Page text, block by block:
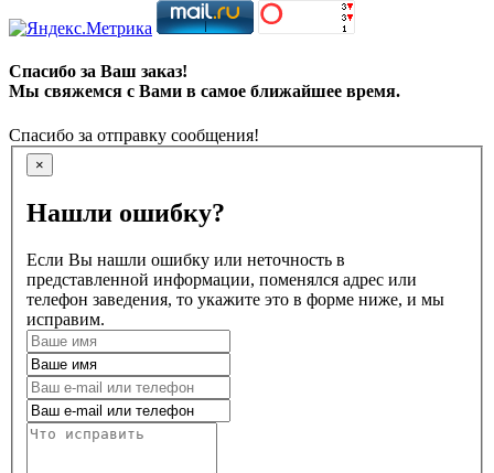
Спасибо за Ваш заказ!
Мы свяжемся с Вами в самое ближайшее время.
Спасибо за отправку сообщения!
×
Нашли ошибку?
Если Вы нашли ошибку или неточность в
представленной информации, поменялся адрес или
телефон заведения, то укажите это в форме ниже, и мы
исправим.